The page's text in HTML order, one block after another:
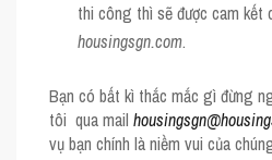
thi công thì sẽ được cam kết
housingsgn.com.
Bạn có bất kì thắc mắc gì đừng
tôi qua mail
vụ bạn chính là niềm vui của